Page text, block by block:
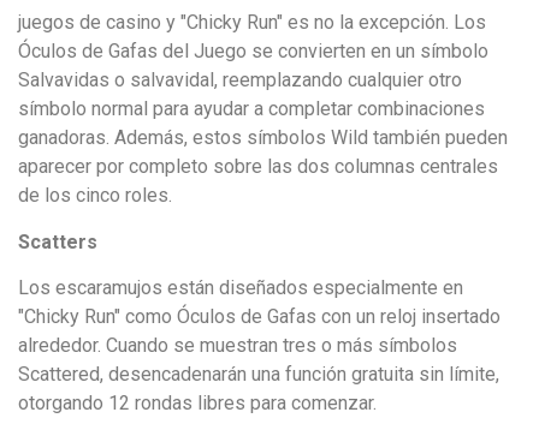
juegos de casino y "Chicky Run" es no la excepción. Los
Óculos de Gafas del Juego se convierten en un símbolo
Salvavidas o salvavidal, reemplazando cualquier otro
símbolo normal para ayudar a completar combinaciones
ganadoras. Además, estos símbolos Wild también pueden
aparecer por completo sobre las dos columnas centrales
de los cinco roles.
Scatters
Los escaramujos están diseñados especialmente en
"Chicky Run" como Óculos de Gafas con un reloj insertado
alrededor. Cuando se muestran tres o más símbolos
Scattered, desencadenarán una función gratuita sin límite,
otorgando 12 rondas libres para comenzar.